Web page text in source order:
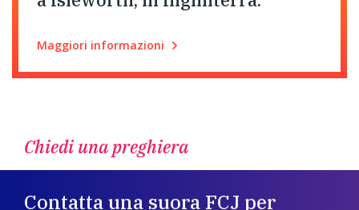
Maggiori informazioni
Chiedi una preghiera
Contatta una suora FCJ per